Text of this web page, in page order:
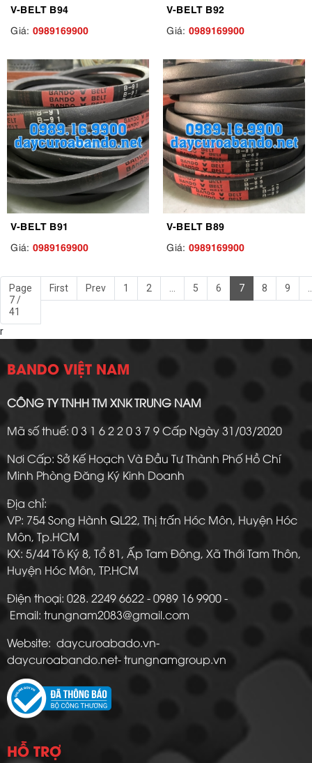
V-BELT B94
Giá: 0989169900
V-BELT B92
Giá: 0989169900
V-BELT B91
Giá: 0989169900
V-BELT B89
Giá: 0989169900
Page
7 /
41
First Prev 1 2 ... 5 6 7 8 9
r
BANDO VIỆT NAM
CÔNG TY TNHH TM XNK TRUNG NAM
Mã số thuế: 0 3 1 6 2 2 0 3 7 9 Cấp Ngày 31/03/2020
Nơi Cấp: Sở Kế Hoạch Và Đầu Tư Thành Phố Hồ Chí
Minh Phòng Đăng Ký Kinh Doanh
Địa chỉ:
VP: 754 Song Hành QL22, Thị trấn Hóc Môn, Huyện Hóc
Môn, Tp.HCM
KX: 5/44 Tô Ký 8, Tổ 81, Ấp Tam Đông, Xã Thới Tam Thôn,
Huyện Hóc Môn, TP.HCM
Điện thoại: 028. 2249 6622 - 0989 16 9900 -
Email: trungnam2083@gmail.com
Website: daycuroabado.vn-
daycuroabando.net- trungnamgroup.vn
HỖ TRỢ